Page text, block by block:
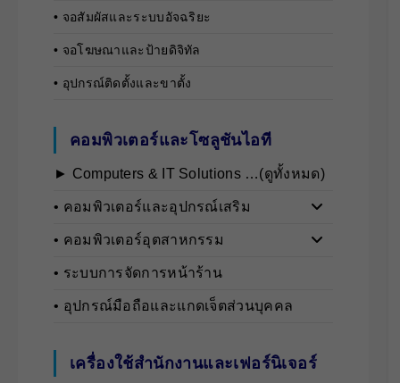
• จอสัมผัสและระบบอัจฉริยะ
• จอโฆษณาและป้ายดิจิทัล
• อุปกรณ์ติดตั้งและขาตั้ง
คอมพิวเตอร์และโซลูชันไอที
► Computers & IT Solutions …(ดูทั้งหมด)
• คอมพิวเตอร์และอุปกรณ์เสริม
• คอมพิวเตอร์อุตสาหกรรม
• ระบบการจัดการหน้าร้าน
• อุปกรณ์มือถือและแกดเจ็ตส่วนบุคคล
เครื่องใช้สำนักงานและเฟอร์นิเจอร์